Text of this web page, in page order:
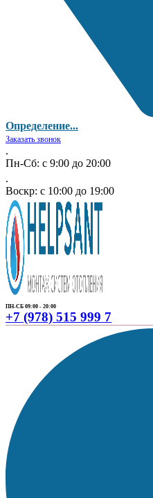
Определение...
Заказать звонок
.
Пн-Сб: с 9:00 до 20:00
.
Воскр: с 10:00 до 19:00
ПН-СБ 09:00 - 20:00
+7 (978) 515 999 7